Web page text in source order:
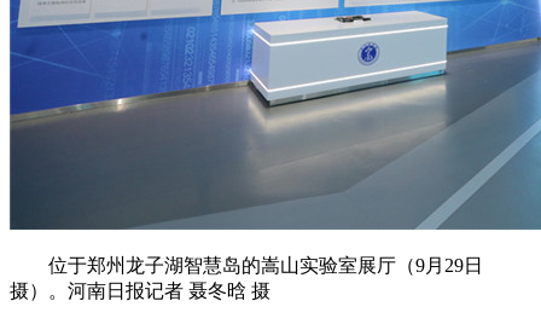
位于郑州龙子湖智慧岛的嵩山实验室展厅（9月29日
摄）。河南日报记者 聂冬晗 摄